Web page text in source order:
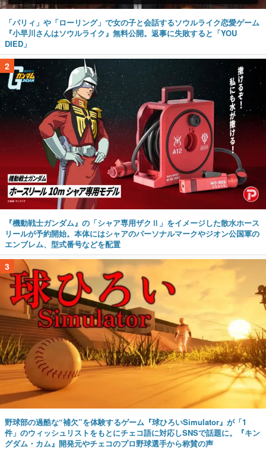
「パリィ」や「ローリング」で女の子と会話するソウルライク恋愛ゲーム
『小早川さんはソウルライク』無料公開。返事に失敗すると「YOU
DIED」
2
『機動戦士ガンダム』の「シャア専用ザクⅡ」をイメージした散水ホース
リールが予約開始。本体にはシャアのパーソナルマークやジオン公国軍の
エンブレム、型式番号などを配置
3
野球部の過酷な“補欠”を体験するゲーム『球ひろいSimulator』が「1
件」のウィッシュリストをもとにチェコ語に対応しSNSで話題に。『キン
グダム・カム』開発元やチェコのプロ野球選手から称賛の声